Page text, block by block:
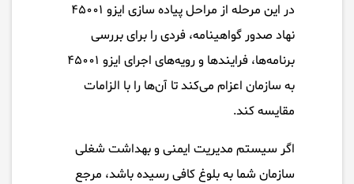
در این مرحله از مراحل پیاده سازی ایزو ۴۵۰۰۱
نهاد صدور گواهینامه، فردی را برای بررسی
برنامه‌ها، فرایندها و رویه‌های اجرای ایزو ۴۵۰۰۱
به سازمان اعزام می‌کند تا آن‌ها را با الزامات
مقایسه کند.
اگر سیستم مدیریت ایمنی و بهداشت شغلی
سازمان شما به بلوغ کافی رسیده باشد، مرجع